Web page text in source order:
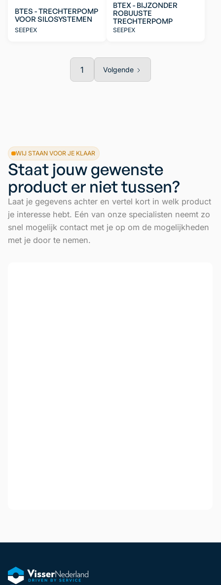
BTES - TRECHTERPOMP
VOOR SILOSYSTEMEN
SEEPEX
BTEX - BIJZONDER
ROBUUSTE
TRECHTERPOMP
SEEPEX
1 Volgende
WIJ STAAN VOOR JE KLAAR
Staat jouw gewenste
product er niet tussen?
Laat je gegevens achter en vertel kort in welk product
je interesse hebt. Eén van onze specialisten neemt zo
snel mogelijk contact met je op om de mogelijkheden
met je door te nemen.